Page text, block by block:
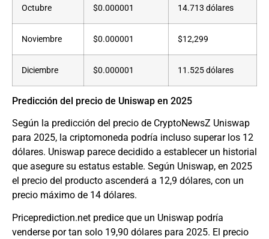
Octubre $0.000001 14.713 dólares
Noviembre $0.000001 $12,299
Diciembre $0.000001 11.525 dólares
Predicción del precio de Uniswap en 2025
Según la predicción del precio de CryptoNewsZ Uniswap
para 2025, la criptomoneda podría incluso superar los 12
dólares. Uniswap parece decidido a establecer un historial
que asegure su estatus estable. Según Uniswap, en 2025
el precio del producto ascenderá a 12,9 dólares, con un
precio máximo de 14 dólares.
Priceprediction.net predice que un Uniswap podría
venderse por tan solo 19,90 dólares para 2025. El precio